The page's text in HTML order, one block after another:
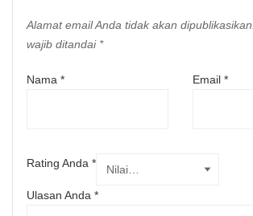
Alamat email Anda tidak akan dipublikasikan.
wajib ditandai *
Nama * Email *
Rating Anda *
Ulasan Anda *